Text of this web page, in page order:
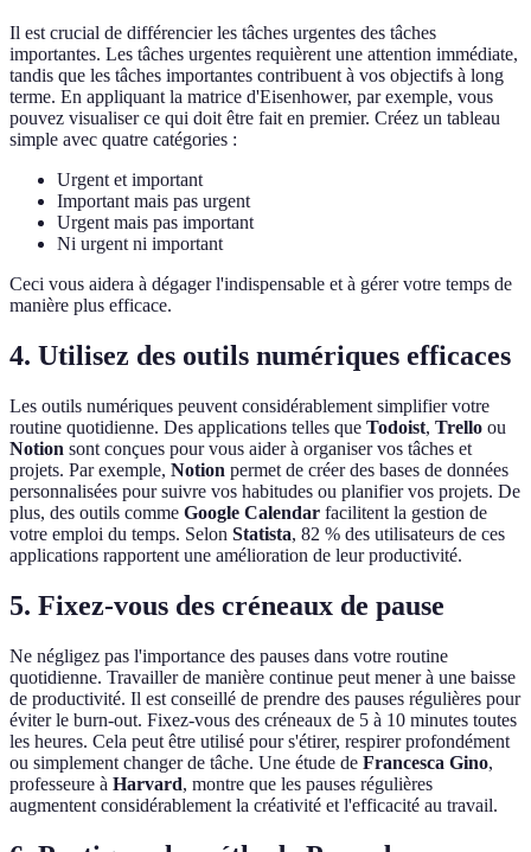
Il est crucial de différencier les tâches urgentes des tâches
importantes. Les tâches urgentes requièrent une attention immédiate,
tandis que les tâches importantes contribuent à vos objectifs à long
terme. En appliquant la matrice d'Eisenhower, par exemple, vous
pouvez visualiser ce qui doit être fait en premier. Créez un tableau
simple avec quatre catégories :
Urgent et important
Important mais pas urgent
Urgent mais pas important
Ni urgent ni important
Ceci vous aidera à dégager l'indispensable et à gérer votre temps de
manière plus efficace.
4. Utilisez des outils numériques efficaces
Les outils numériques peuvent considérablement simplifier votre
routine quotidienne. Des applications telles que Todoist, Trello ou
Notion sont conçues pour vous aider à organiser vos tâches et
projets. Par exemple, Notion permet de créer des bases de données
personnalisées pour suivre vos habitudes ou planifier vos projets. De
plus, des outils comme Google Calendar facilitent la gestion de
votre emploi du temps. Selon Statista, 82 % des utilisateurs de ces
applications rapportent une amélioration de leur productivité.
5. Fixez-vous des créneaux de pause
Ne négligez pas l'importance des pauses dans votre routine
quotidienne. Travailler de manière continue peut mener à une baisse
de productivité. Il est conseillé de prendre des pauses régulières pour
éviter le burn-out. Fixez-vous des créneaux de 5 à 10 minutes toutes
les heures. Cela peut être utilisé pour s'étirer, respirer profondément
ou simplement changer de tâche. Une étude de Francesca Gino,
professeure à Harvard, montre que les pauses régulières
augmentent considérablement la créativité et l'efficacité au travail.